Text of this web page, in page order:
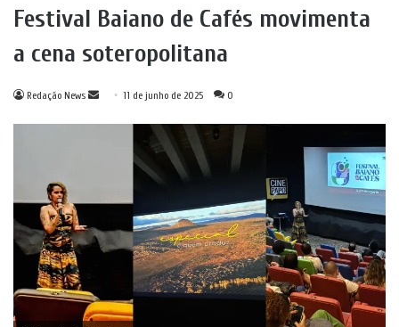
Festival Baiano de Cafés movimenta
a cena soteropolitana
Redação News
Mande11 de junho de 2025 0